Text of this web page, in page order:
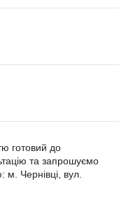
готовий до
та запрошуємо
Чернівці, вул.